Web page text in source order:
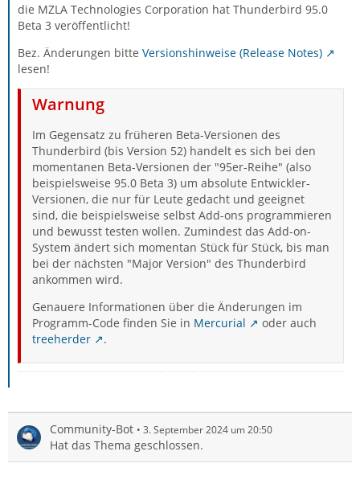
die MZLA Technologies Corporation hat Thunderbird 95.0
Beta 3 veröffentlicht!
Bez. Änderungen bitte Versionshinweise (Release Notes)
lesen!
Warnung
Im Gegensatz zu früheren Beta-Versionen des
Thunderbird (bis Version 52) handelt es sich bei den
momentanen Beta-Versionen der "95er-Reihe" (also
beispielsweise 95.0 Beta 3) um absolute Entwickler-
Versionen, die nur für Leute gedacht und geeignet
sind, die beispielsweise selbst Add-ons programmieren
und bewusst testen wollen. Zumindest das Add-on-
System ändert sich momentan Stück für Stück, bis man
bei der nächsten "Major Version" des Thunderbird
ankommen wird.
Genauere Informationen über die Änderungen im
Programm-Code finden Sie in Mercurial
oder auch
treeherder
.
Community-Bot 3. September 2024 um 20:50
Hat das Thema geschlossen.